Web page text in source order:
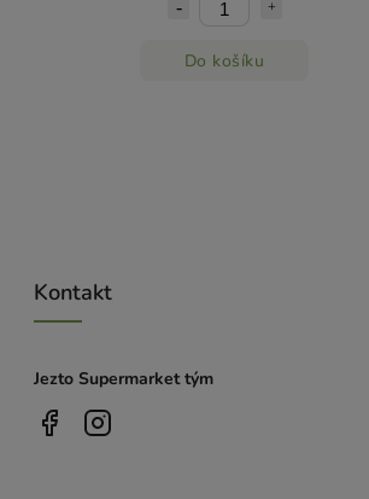
Do košíku
Kontakt
Jezto Supermarket tým